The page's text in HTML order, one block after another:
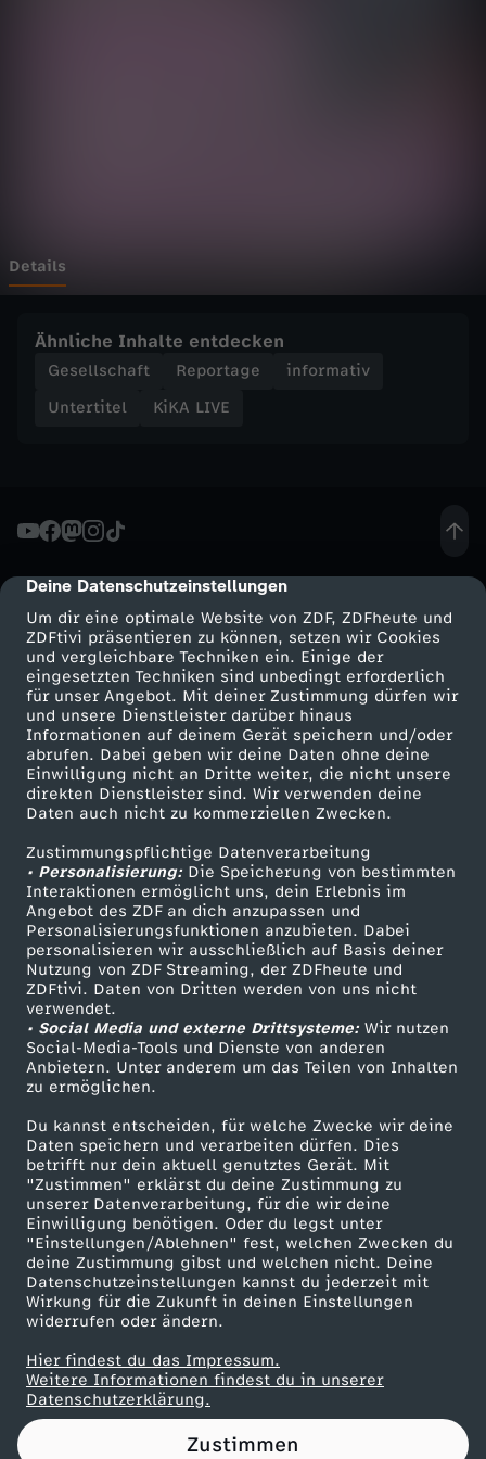
cmp-dialog-description
Deine Datenschutzeinstellungen
Um dir eine optimale Website von ZDF, ZDFheute und
ZDFtivi präsentieren zu können, setzen wir Cookies
und vergleichbare Techniken ein. Einige der
eingesetzten Techniken sind unbedingt erforderlich
für unser Angebot. Mit deiner Zustimmung dürfen wir
und unsere Dienstleister darüber hinaus
Informationen auf deinem Gerät speichern und/oder
abrufen. Dabei geben wir deine Daten ohne deine
Einwilligung nicht an Dritte weiter, die nicht unsere
direkten Dienstleister sind. Wir verwenden deine
Daten auch nicht zu kommerziellen Zwecken.
Zustimmungspflichtige Datenverarbeitung
• Personalisierung:Die Speicherung von bestimmten
Interaktionen ermöglicht uns, dein Erlebnis im
Angebot des ZDF an dich anzupassen und
Personalisierungsfunktionen anzubieten. Dabei
personalisieren wir ausschließlich auf Basis deiner
Nutzung von ZDF Streaming, der ZDFheute und
ZDFtivi. Daten von Dritten werden von uns nicht
verwendet.
• Social Media und externe Drittsysteme:Wir nutzen
Social-Media-Tools und Dienste von anderen
Anbietern. Unter anderem um das Teilen von Inhalten
zu ermöglichen.
Du kannst entscheiden, für welche Zwecke wir deine
Daten speichern und verarbeiten dürfen. Dies
betrifft nur dein aktuell genutztes Gerät. Mit
"Zustimmen" erklärst du deine Zustimmung zu
unserer Datenverarbeitung, für die wir deine
Einwilligung benötigen. Oder du legst unter
"Einstellungen/Ablehnen" fest, welchen Zwecken du
deine Zustimmung gibst und welchen nicht. Deine
Datenschutzeinstellungen kannst du jederzeit mit
Wirkung für die Zukunft in deinen Einstellungen
widerrufen oder ändern.
Hier findest du das Impressum.
Weitere Informationen findest du in unserer
Datenschutzerklärung.
Zustimmen
b
i
l
o
b
a
l
e
n
K
l
i
m
a
s
t
r
e
i
k
Details
Ähnliche Inhalte entdecken
Gesellschaft Reportage
informativ
Untertitel
KiKA LIVE
Mehr ZDF
ZDF-Apps
Smart TV
ZDFtext
Livestreams
Sendungen A-Z
TV-Programm
Service
ZDFmitreden
Kontakt zum ZDF
Tickets
Zuschauerservice
Hilfe
ZDF Unternehmen
Karriere
ZDF goes Schule
Werbefernsehen
Mainzelmännchen
Partner